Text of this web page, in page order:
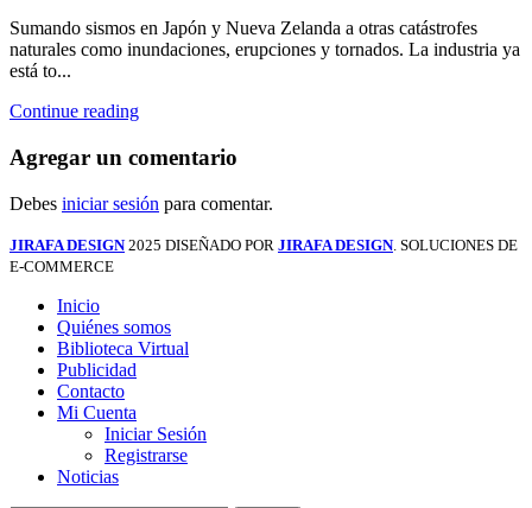
Sumando sismos en Japón y Nueva Zelanda a otras catástrofes
naturales como inundaciones, erupciones y tornados. La industria ya
está to...
Continue reading
Agregar un comentario
Debes iniciar sesión para comentar.
JIRAFA DESIGN 2025 DISEÑADO POR JIRAFA DESIGN. SOLUCIONES DE
E-COMMERCE
Inicio
Quiénes somos
Biblioteca Virtual
Publicidad
Contacto
Mi Cuenta
Iniciar Sesión
Registrarse
Noticias